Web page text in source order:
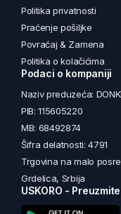
Politika privatnosti
Praćenje pošiljke
Povraćaj & Zamena
Politika o kolačićima
Podaci o kompaniji
Naziv preduzeća:
PIB: 115605220
MB: 68492874
Šifra delatnosti: 4791
Trgovina na malo
Grdelica, Srbija
USKORO -